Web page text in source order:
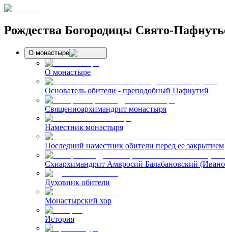
Рождества Богородицы Свято-
О монастыре
О монастыре
Основатель обители - преподобный Пафнутий
Священноархимандрит монастыря
Наместник монастыря
Последний наместник обители перед ее закрытием
Схиархимандрит Амвросий Балабановский
Духовник обители
Монастырский хор
История